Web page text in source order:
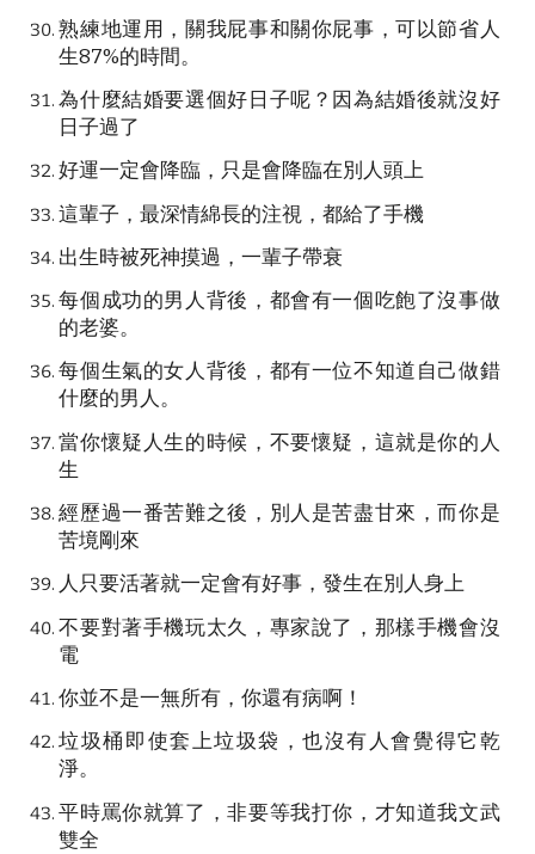
熟練地運用，關我屁事和關你屁事，可以節省人
生87%的時間。
為什麼結婚要選個好日子呢？因為結婚後就沒好
日子過了
好運一定會降臨，只是會降臨在別人頭上
這輩子，最深情綿長的注視，都給了手機
出生時被死神摸過，一輩子帶衰
每個成功的男人背後，都會有一個吃飽了沒事做
的老婆。
每個生氣的女人背後，都有一位不知道自己做錯
什麼的男人。
當你懷疑人生的時候，不要懷疑，這就是你的人
生
經歷過一番苦難之後，別人是苦盡甘來，而你是
苦境剛來
人只要活著就一定會有好事，發生在別人身上
不要對著手機玩太久，專家說了，那樣手機會沒
電
你並不是一無所有，你還有病啊！
垃圾桶即使套上垃圾袋，也沒有人會覺得它乾
淨。
平時罵你就算了，非要等我打你，才知道我文武
雙全